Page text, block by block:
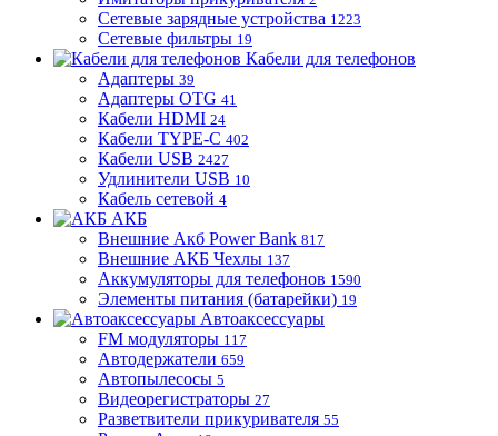
Сетевые зарядные устройства 1223
Сетевые фильтры 19
Кабели для телефонов
Адаптеры 39
Адаптеры OTG 41
Кабели HDMI 24
Кабели TYPE-C 402
Кабели USB 2427
Удлинители USB 10
Кабель сетевой 4
АКБ
Внешние Акб Power Bank 817
Внешние АКБ Чехлы 137
Аккумуляторы для телефонов 1590
Элементы питания (батарейки) 19
Автоаксессуары
FM модуляторы 117
Автодержатели 659
Автопылесосы 5
Видеорегистраторы 27
Разветвители прикуривателя 55